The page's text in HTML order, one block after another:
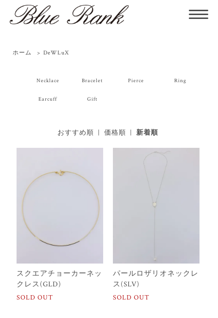
ホーム > DeWLuX
Necklace Bracelet Pierce Ring
Earcuff Gift
おすすめ順 |価格順 |新着順
スクエアチョーカーネッ
クレス(GLD)
SOLD OUT
パールロザリオネックレ
ス(SLV)
SOLD OUT